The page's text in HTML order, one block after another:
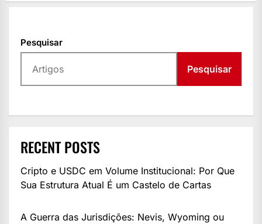
Pesquisar
Pesquisar
RECENT POSTS
Cripto e USDC em Volume Institucional: Por Que
Sua Estrutura Atual É um Castelo de Cartas
A Guerra das Jurisdições: Nevis, Wyoming ou